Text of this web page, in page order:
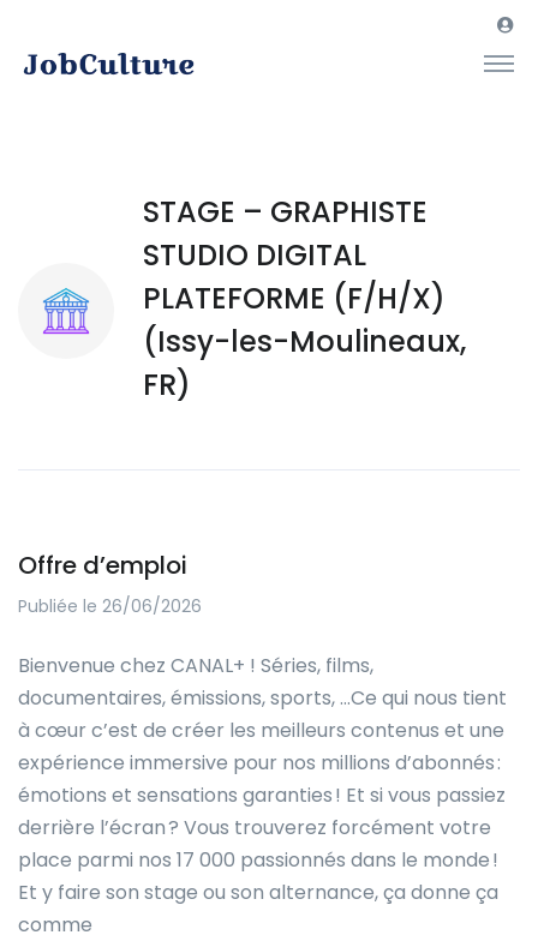
STAGE – GRAPHISTE
STUDIO DIGITAL
PLATEFORME (F/H/X)
(Issy-les-Moulineaux,
FR)
Offre d’emploi
Publiée le 26/06/2026
Bienvenue chez CANAL+ ! Séries, films,
documentaires, émissions, sports, …Ce qui nous tient
à cœur c’est de créer les meilleurs contenus et une
expérience immersive pour nos millions d’abonnés :
émotions et sensations garanties ! Et si vous passiez
derrière l’écran ? Vous trouverez forcément votre
place parmi nos 17 000 passionnés dans le monde !
Et y faire son stage ou son alternance, ça donne ça
comme